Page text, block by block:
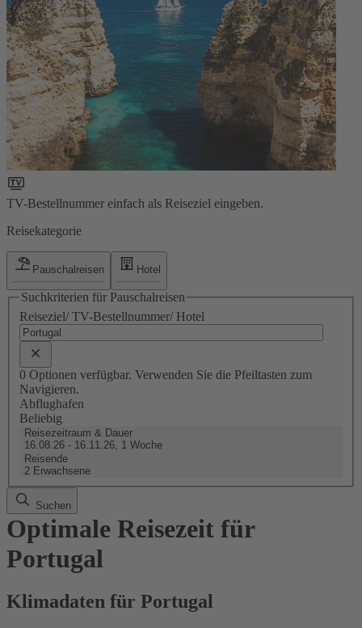
TV-Bestellnummer einfach als Reiseziel eingeben.
Reisekategorie
Pauschalreisen Hotel
Suchkriterien für Pauschalreisen
Reiseziel/ TV-Bestellnummer/ Hotel
0 Optionen verfügbar. Verwenden Sie die Pfeiltasten zum
Navigieren.
Abflughafen
Beliebig
Reisezeitraum & Dauer
16.08.26 - 16.11.26, 1 Woche
Reisende
2 Erwachsene
Suchen
Optimale Reisezeit für
Portugal
Klimadaten für Portugal